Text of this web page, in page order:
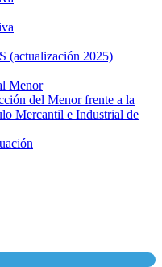
(actualización 2025)
Menor
del Menor frente a la
Mercantil e Industrial de